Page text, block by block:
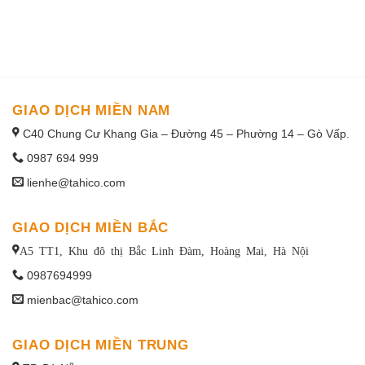
GIAO DỊCH MIỀN NAM
C40 Chung Cư Khang Gia – Đường 45 – Phường 14 – Gò Vấp.
0987 694 999
lienhe@tahico.com
GIAO DỊCH MIỀN BẮC
A5 TT1, Khu đô thị Bắc Linh Đàm, Hoàng Mai, Hà Nội
0987694999
mienbac@tahico.com
GIAO DỊCH MIỀN TRUNG